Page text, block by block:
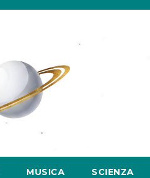
MUSICA SCIENZA